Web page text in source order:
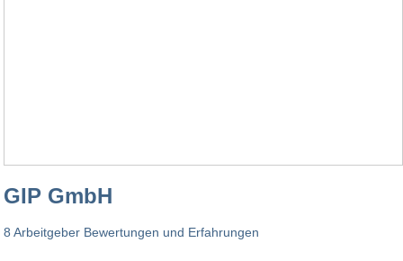
GIP GmbH
8 Arbeitgeber Bewertungen und Erfahrungen